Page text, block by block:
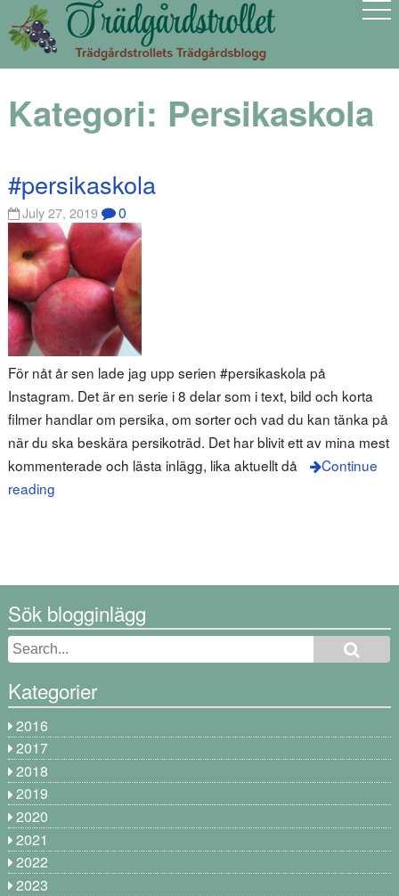
Kategori: Persikaskola
#persikaskola
July 27, 2019 0
För nåt år sen lade jag upp serien #persikaskola på
Instagram. Det är en serie i 8 delar som i text, bild och korta
filmer handlar om persika, om sorter och vad du kan tänka på
när du ska beskära persikoträd. Det har blivit ett av mina mest
kommenterade och lästa inlägg, lika aktuellt då
Continue
reading
Sök blogginlägg
Kategorier
2016
2017
2018
2019
2020
2021
2022
2023